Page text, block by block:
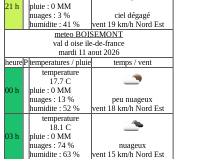
21 h
pluie : 0 MM
nuages : 3 %
humidite : 41 %
ciel dégagé
vent 19 km/h Nord Est
meteo BOISEMONT
val d oise ile-de-france
mardi 11 aout 2026
heurePtemperatures / pluie temps / vent
00 h
temperature
17.7 C
pluie : 0 MM
nuages : 13 %
humidite : 52 %
peu nuageux
vent 18 km/h Nord Est
03 h
temperature
18.1 C
pluie : 0 MM
nuages : 74 %
humidite : 63 %
nuageux
vent 15 km/h Nord Est